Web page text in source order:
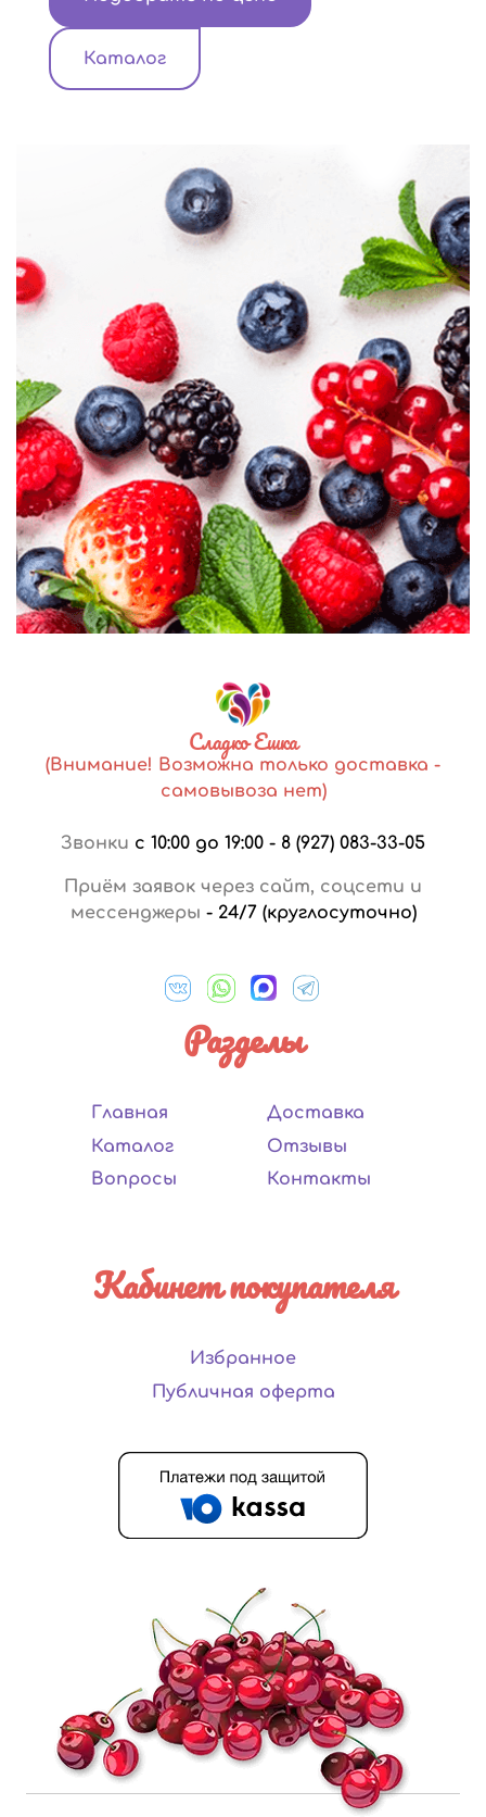
Каталог
Сладко Ешка
(Внимание! Возможна только доставка -
самовывоза нет)
Звонки с 10:00 до 19:00 - 8 (927) 083-33-05
Приём заявок через сайт, соцсети и
мессенджеры - 24/7 (круглосуточно)
Разделы
Главная
Каталог
Вопросы
Доставка
Отзывы
Контакты
Кабинет покупателя
Избранное
Публичная оферта